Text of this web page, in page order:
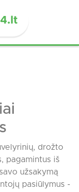
drožto
pagamintus iš
užsakymą
pasiūlymus -